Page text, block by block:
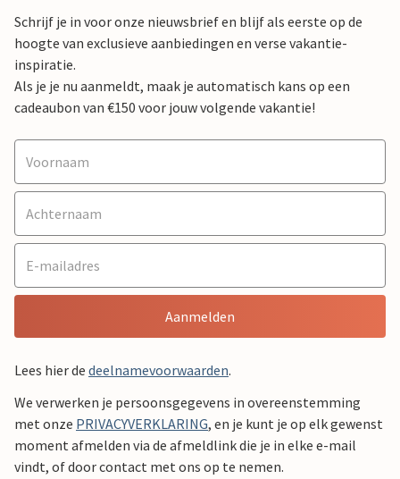
Schrijf je in voor onze nieuwsbrief en blijf als eerste op de
hoogte van exclusieve aanbiedingen en verse vakantie-
inspiratie.
Als je je nu aanmeldt, maak je automatisch kans op een
cadeaubon van €150 voor jouw volgende vakantie!
Aanmelden
Lees hier de deelnamevoorwaarden.
We verwerken je persoonsgegevens in overeenstemming
met onze PRIVACYVERKLARING, en je kunt je op elk gewenst
moment afmelden via de afmeldlink die je in elke e-mail
vindt, of door contact met ons op te nemen.